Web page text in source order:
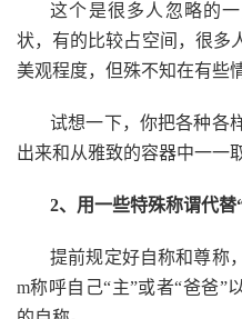
这个是很多人忽略的
状，有的比较占空间，很多
美观程度，但殊不知在有些
试想一下，你把各种各
出来和从雅致的容器中一一
2、用一些特殊称谓代替
提前规定好自称和尊称
m称呼自己“主”或者“爸爸”